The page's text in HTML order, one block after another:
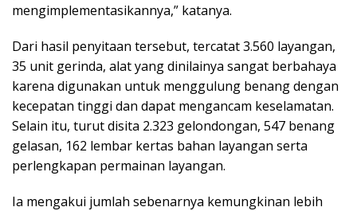
mengimplementasikannya,” katanya.
Dari hasil penyitaan tersebut, tercatat 3.560 layangan,
35 unit gerinda, alat yang dinilainya sangat berbahaya
karena digunakan untuk menggulung benang dengan
kecepatan tinggi dan dapat mengancam keselamatan.
Selain itu, turut disita 2.323 gelondongan, 547 benang
gelasan, 162 lembar kertas bahan layangan serta
perlengkapan permainan layangan.
Ia mengakui jumlah sebenarnya kemungkinan lebih